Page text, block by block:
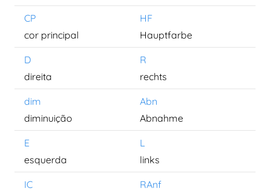
CP
HF
cor principal
Hauptfarbe
D
R
direita
rechts
dim
Abn
diminuição
Abnahme
E
L
esquerda
links
IC
RAnf